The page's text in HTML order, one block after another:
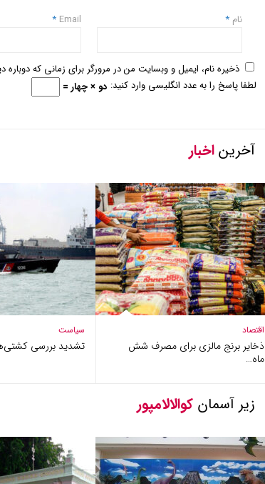
نام *
Email
*
ذخیره نام، ایمیل و وبسایت من در مرورگر برای زمانی که
لطفا پاسخ را به عدد انگلیسی وارد کنید: دو × چهار =
آخریناخبار
اقتصاد
ذخایر برنج مالزی برای مصرف شش
ماه…
سیاست
تشدید بررسی
زیر آسمان کوالالامپور